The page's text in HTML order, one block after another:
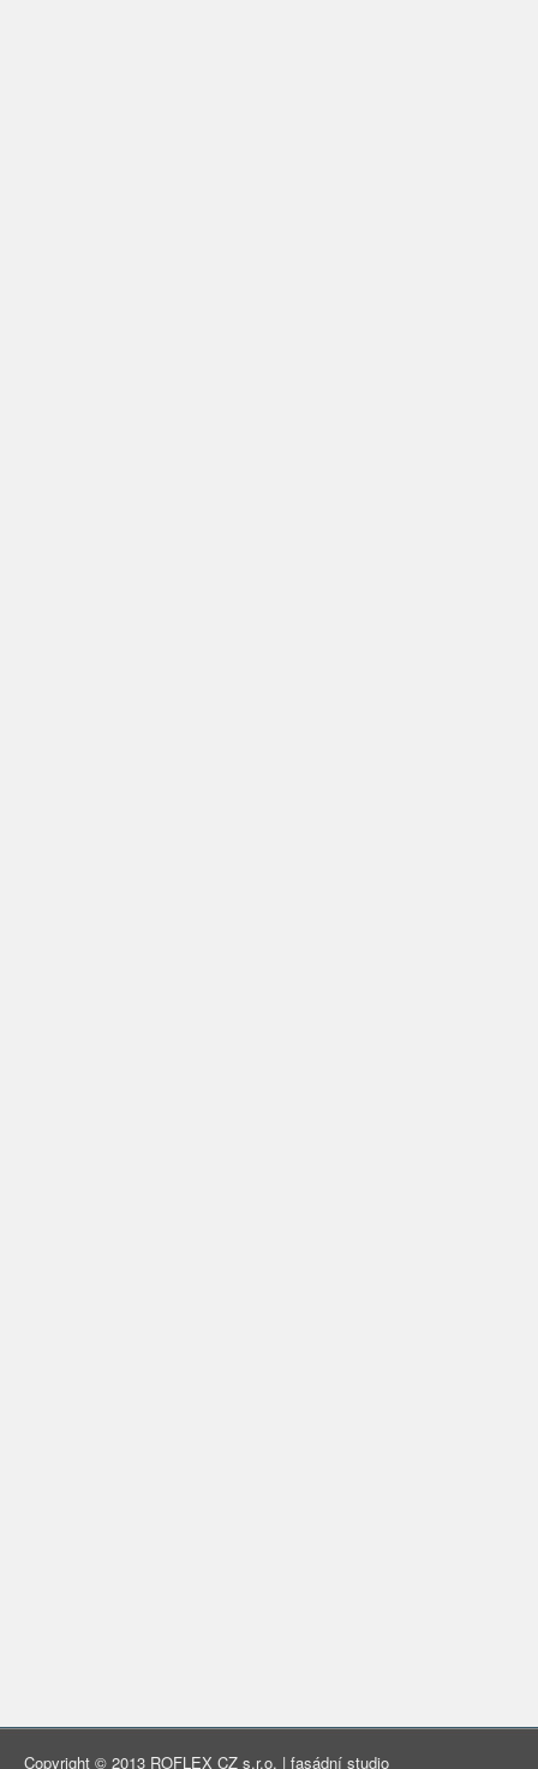
Copyright © 2013 ROFLEX CZ s.r.o. | fasádní studio